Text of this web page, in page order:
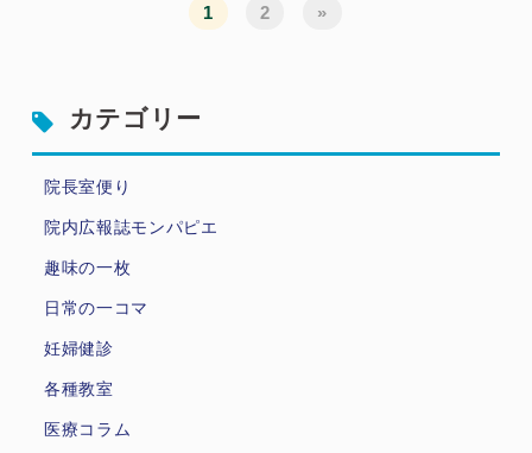
1 2 »
カテゴリー
院長室便り
院内広報誌モンパピエ
趣味の一枚
日常の一コマ
妊婦健診
各種教室
医療コラム